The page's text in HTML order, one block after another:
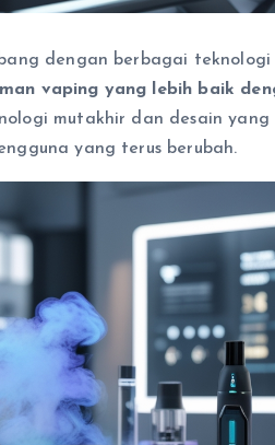
dengan berbagai
vaping yang lebih baik
mutakhir dan desain yang
yang terus berubah.